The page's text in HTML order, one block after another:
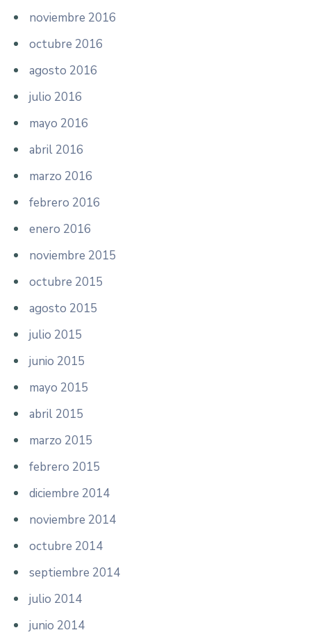
noviembre 2016
octubre 2016
agosto 2016
julio 2016
mayo 2016
abril 2016
marzo 2016
febrero 2016
enero 2016
noviembre 2015
octubre 2015
agosto 2015
julio 2015
junio 2015
mayo 2015
abril 2015
marzo 2015
febrero 2015
diciembre 2014
noviembre 2014
octubre 2014
septiembre 2014
julio 2014
junio 2014